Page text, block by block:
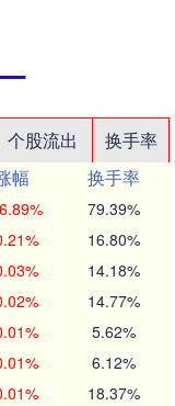
个股流出
换手率
幅
换手率
79.39%
16.80%
14.18%
14.77%
5.62%
6.12%
18.37%